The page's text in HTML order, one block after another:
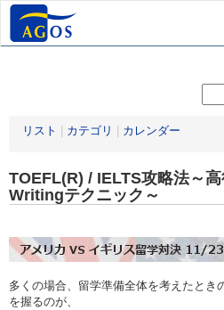
リスト カテゴリ カレンダー
TOEFL(R) / IELTS攻略法～
Writingテクニック～
多くの場合、留学準備全体を考えたとき
を握るのが、